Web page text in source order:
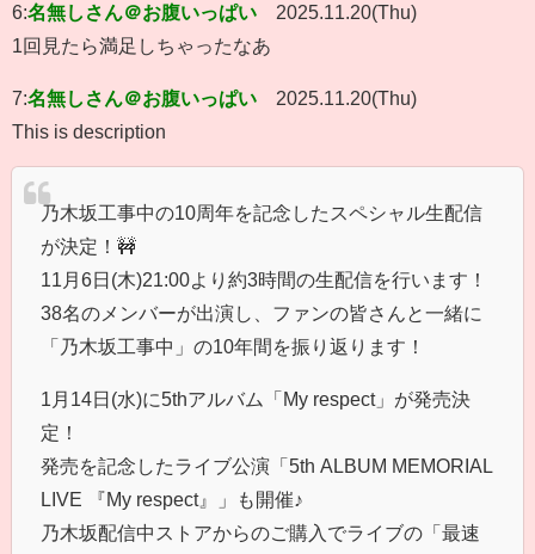
6:名無しさん＠お腹いっぱい
2025.11.20(Thu)
1回見たら満足しちゃったなあ
7:名無しさん＠お腹いっぱい
2025.11.20(Thu)
This is description
乃木坂工事中の10周年を記念したスペシャル生配信
が決定！🚧
11月6日(木)21:00より約3時間の生配信を行います！
38名のメンバーが出演し、ファンの皆さんと一緒に
「乃木坂工事中」の10年間を振り返ります！
1月14日(水)に5thアルバム「My respect」が発売決
定！
発売を記念したライブ公演「5th ALBUM MEMORIAL
LIVE 『My respect』」も開催♪
乃木坂配信中ストアからのご購入でライブの「最速